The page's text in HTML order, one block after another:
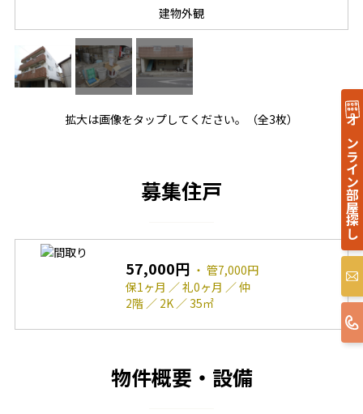
建物外観
拡大は画像をタップしてください。（全3枚）
募集住戸
57,000円 ・ 管7,000円
保1ヶ月 ／ 礼0ヶ月 ／ 仲
2階 ／ 2K ／ 35㎡
物件概要・設備
オンライン部屋探し